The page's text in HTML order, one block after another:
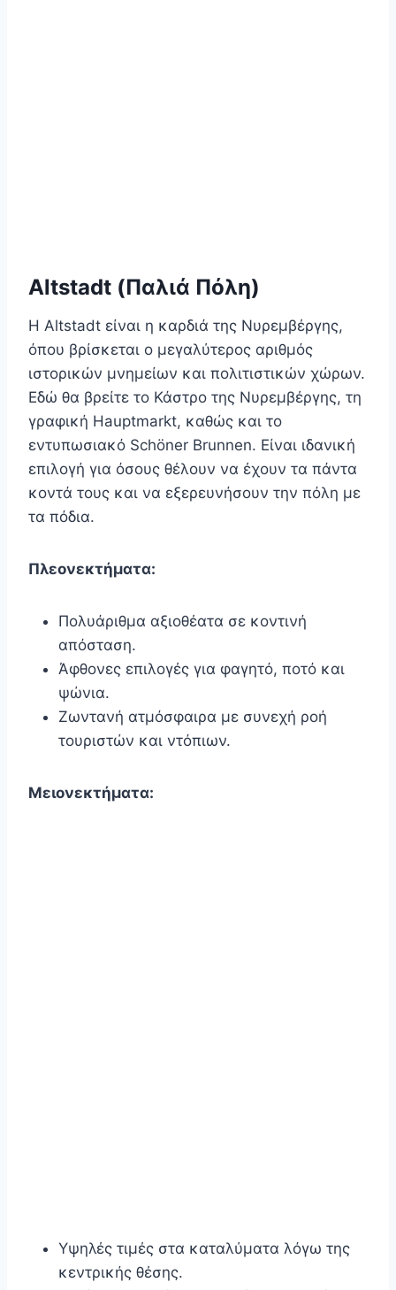
Altstadt (Παλιά Πόλη)
Η Altstadt είναι η καρδιά της Νυρεμβέργης,
όπου βρίσκεται ο μεγαλύτερος αριθμός
ιστορικών μνημείων και πολιτιστικών χώρων.
Εδώ θα βρείτε το Κάστρο της Νυρεμβέργης, τη
γραφική Hauptmarkt, καθώς και το
εντυπωσιακό Schöner Brunnen. Είναι ιδανική
επιλογή για όσους θέλουν να έχουν τα πάντα
κοντά τους και να εξερευνήσουν την πόλη με
τα πόδια.
Πλεονεκτήματα:
Πολυάριθμα αξιοθέατα σε κοντινή
απόσταση.
Άφθονες επιλογές για φαγητό, ποτό και
ψώνια.
Ζωντανή ατμόσφαιρα με συνεχή ροή
τουριστών και ντόπιων.
Μειονεκτήματα:
Υψηλές τιμές στα καταλύματα λόγω της
κεντρικής θέσης.